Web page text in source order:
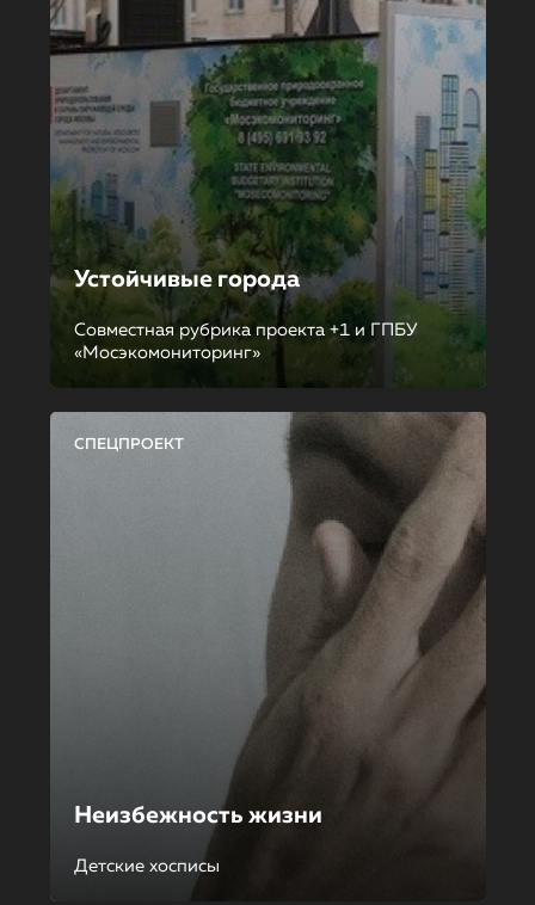
Устойчивые города
Совместная рубрика проекта +1 и ГПБУ
«Мосэкомониторинг»
СПЕЦПРОЕКТ
Неизбежность жизни
Детские хосписы